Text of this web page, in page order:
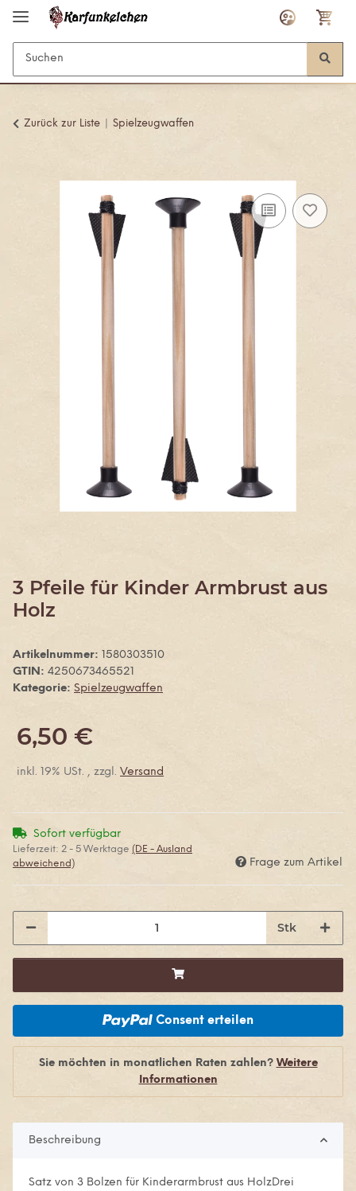
Zurück zur Liste Spielzeugwaffen
3 Pfeile für Kinder Armbrust aus
Holz
Artikelnummer:
1580303510
GTIN: 4250673465521
Kategorie: Spielzeugwaffen
6,50 €
inkl. 19% USt. , zzgl. Versand
Sofort verfügbar
Lieferzeit: 2 - 5 Werktage (DE - Ausland
abweichend)
Frage zum Artikel
Stk
Consent erteilen
Sie möchten in monatlichen Raten zahlen? Weitere
Informationen
Beschreibung
Satz von 3 Bolzen für Kinderarmbrust aus HolzDrei